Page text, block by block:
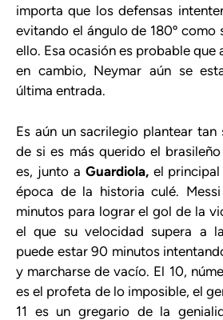
importa que los defensas
evitando el ángulo de 180º como
ello. Esa ocasión es probable que
en cambio, Neymar aún se
última entrada.
Es aún un sacrilegio plantear tan
de si es más querido el
es, junto a Guardiola,el principal
época de la historia culé.
minutos para lograr el gol de la
el que su velocidad supera a
puede estar 90 minutos
y marcharse de vacío. El 10,
es el profeta de lo imposible, el
11 es un gregario de la